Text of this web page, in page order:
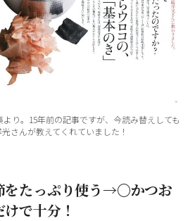
より。15年前の記事ですが、今読み替えしても
さんが教えてくれていました！
たっぷり使う→〇かつお
で十分！